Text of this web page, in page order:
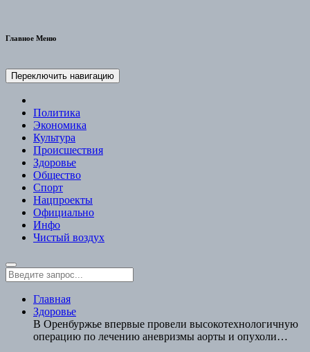
Главное Меню
Переключить навигацию
Политика
Экономика
Культура
Происшествия
Здоровье
Общество
Спорт
Нацпроекты
Официально
Инфо
Чистый воздух
Главная
Здоровье
В Оренбуржье впервые провели высокотехнологичную
операцию по лечению аневризмы аорты и опухоли